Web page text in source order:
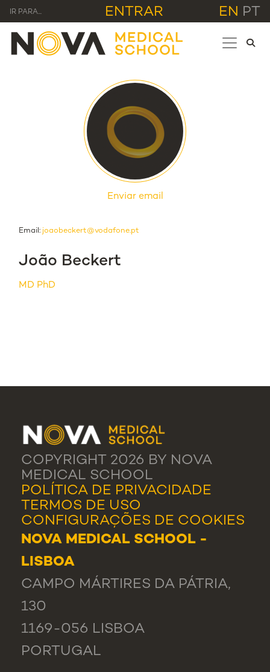
IR PARA... ENTRAR EN PT
Enviar email
Email: joaobeckert@vodafone.pt
João Beckert
MD PhD
COPYRIGHT 2026 BY NOVA
MEDICAL SCHOOL
POLÍTICA DE PRIVACIDADE
TERMOS DE USO
CONFIGURAÇÕES DE COOKIES
NOVA MEDICAL SCHOOL -
LISBOA
CAMPO MÁRTIRES DA PÁTRIA,
130
1169-056 LISBOA
PORTUGAL